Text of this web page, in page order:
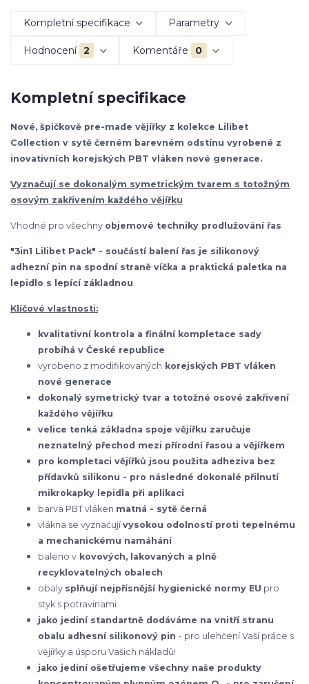
Kompletní specifikace Parametry
Hodnocení 2 Komentáře 0
Kompletní specifikace
Nové, špičkově pre-made vějířky z kolekce Lilibet
Collection v sytě černém barevném odstínu vyrobené z
inovativních korejských PBT vláken nové generace.
Vyznačují se dokonalým symetrickým tvarem s totožným
osovým zakřivením každého vějířku
Vhodné pro všechny objemové techniky prodlužování řas
"3in1 Lilibet Pack" - součástí balení řas je silikonový
adhezní pin na spodní straně víčka a praktická paletka na
lepidlo s lepící základnou
Klíčové vlastnosti:
kvalitativní kontrola a finální kompletace sady
probíhá v České republice
vyrobeno z modifikovaných korejských PBT vláken
nové generace
dokonalý symetrický tvar a totožné osové zakřivení
každého vějířku
velice tenká základna spoje vějířku zaručuje
neznatelný přechod mezi přírodní řasou a vějířkem
pro kompletaci vějířků jsou použita adheziva bez
přídavků silikonu - pro následné dokonalé přilnutí
mikrokapky lepidla při aplikaci
barva PBT vláken matná - sytě černá
vlákna se vyznačujívysokou odolností proti tepelnému
a mechanickému namáhání
baleno v kovových, lakovaných a plně
recyklovatelných obalech
obaly splňují nejpřísnější hygienické normy EU pro
styk s potravinami
jako jediní standartně dodáváme na vnitří stranu
obalu adhesní silikonový pin - pro ulehčení Vaší práce s
vějířky a úsporu Vašich nákladů!
jako jediní ošetřujeme všechny naše produkty